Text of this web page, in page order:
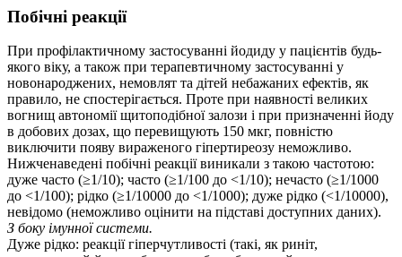
Побічні реакції
При профілактичному застосуванні йодиду у пацієнтів будь-
якого віку, а також при терапевтичному застосуванні у
новонароджених, немовлят та дітей небажаних ефектів, як
правило, не спостерігається. Проте при наявності великих
вогнищ автономії щитоподібної залози і при призначенні йоду
в добових дозах, що перевищують 150 мкг, повністю
виключити появу вираженого гіпертиреозу неможливо.
Нижченаведені побічні реакції виникали з такою частотою:
дуже часто (≥1/10); часто (≥1/100 до <1/10); нечасто (≥1/1000
до <1/100); рідко (≥1/10000 до <1/1000); дуже рідко (<1/10000),
невідомо (неможливо оцінити на підставі доступних даних).
З боку імунної системи.
Дуже рідко: реакції гіперчутливості (такі, як риніт,